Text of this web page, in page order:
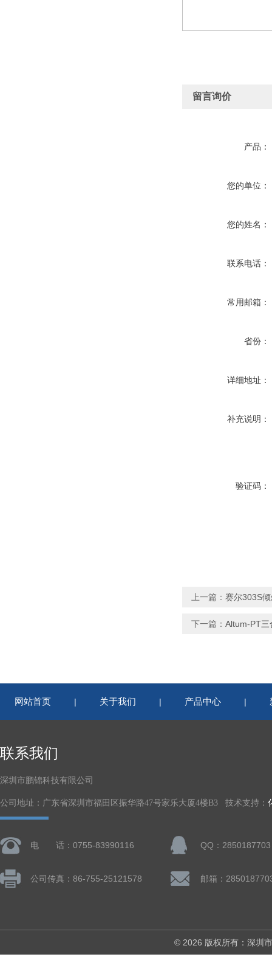
留言询价
产品：
您的单位：
您的姓名：
联系电话：
常用邮箱：
省份：
详细地址：
补充说明：
验证码：
上一篇： 赛尔303S
下一篇： Altum-PT三
网站首页 | 关于我们 | 产品中心 |
联系我们
深圳市鹏锦科技有限公司
公司地址：广东省深圳市福田区振华路47号家乐大厦4楼B3 技术支持：
电 话：0755-83990116 QQ：2850187703
公司传真：86-755-25121578 邮箱：
© 2026 版权所有：深圳